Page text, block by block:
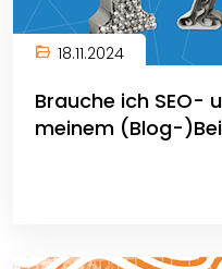
18.11.2024
Brauche ich SEO-
meinem (Blog-